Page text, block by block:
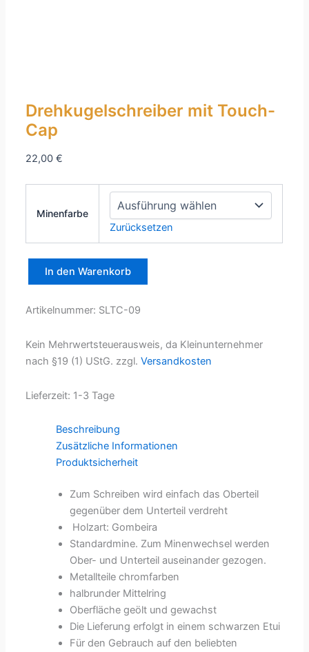
Drehkugelschreiber mit Touch-
Cap
22,00€
Minenfarbe
Zurücksetzen
Touch-
In den Warenkorb
Artikelnummer: SLTC-09
Kein Mehrwertsteuerausweis, da Kleinunternehmer
nach §19 (1) UStG. zzgl.Versandkosten
Lieferzeit: 1-3 Tage
Beschreibung
Zusätzliche Informationen
Produktsicherheit
Zum Schreiben wird einfach das Oberteil
gegenüber dem Unterteil verdreht
Holzart: Gombeira
Standardmine. Zum Minenwechsel werden
Ober- und Unterteil auseinander gezogen.
Metallteile chromfarben
halbrunder Mittelring
Oberfläche geölt und gewachst
Die Lieferung erfolgt in einem schwarzen Etui
Für den Gebrauch auf den beliebten